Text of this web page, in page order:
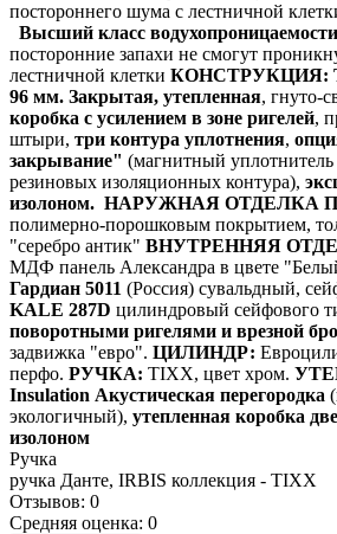
постороннего шума с лестничной
Высший класс
посторонние запахи не смогут
лестничной клетки КОНСТРУКЦИЯ:
96 мм. Закрытая, утепленная, гнуто-
коробка с усилением в зоне ригелей,
штыри, три контура уплотнения,
закрывание" (магнитный
резиновых изоляционных контура),
изолоном. НАРУЖНАЯ ОТДЕЛКА
полимерно-порошковым покрытием,
"серебро антик" ВНУТРЕННЯЯ
МДФ панель Александра в цвете
Гардиан 5011 (Россия) сувальдный,
KALE 287D цилиндровый сейфового
поворотными ригелями и врезной
задвижка "евро". ЦИЛИНДР:
перфо. РУЧКА: TIXX, цвет хром.
Insulation Акустическая перегородка
экологичный), утепленная коробка
изолоном
Ручка
ручка Данте, IRBIS коллекция - TIXX
Отзывов: 0
Средняя оценка: 0